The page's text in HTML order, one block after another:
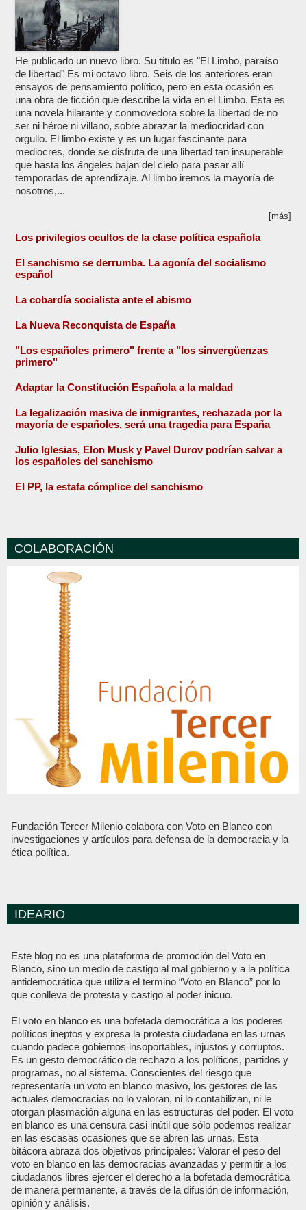
He publicado un nuevo libro. Su título es "El Limbo, paraíso
de libertad" Es mi octavo libro. Seis de los anteriores eran
ensayos de pensamiento político, pero en esta ocasión es
una obra de ficción que describe la vida en el Limbo. Esta es
una novela hilarante y conmovedora sobre la libertad de no
ser ni héroe ni villano, sobre abrazar la mediocridad con
orgullo. El limbo existe y es un lugar fascinante para
mediocres, donde se disfruta de una libertad tan insuperable
que hasta los ángeles bajan del cielo para pasar allí
temporadas de aprendizaje. Al limbo iremos la mayoría de
nosotros,...
[más]
Los privilegios ocultos de la clase política española
El sanchismo se derrumba. La agonía del socialismo
español
La cobardía socialista ante el abismo
La Nueva Reconquista de España
"Los españoles primero" frente a "los sinvergüenzas
primero"
Adaptar la Constitución Española a la maldad
La legalización masiva de inmigrantes, rechazada por la
mayoría de españoles, será una tragedia para España
Julio Iglesias, Elon Musk y Pavel Durov podrían salvar a
los españoles del sanchismo
El PP, la estafa cómplice del sanchismo
COLABORACIÓN
Fundación Tercer Milenio colabora con Voto en Blanco con
investigaciones y artículos para defensa de la democracia y la
ética política.
IDEARIO
Este blog no es una plataforma de promoción del Voto en
Blanco, sino un medio de castigo al mal gobierno y a la política
antidemocrática que utiliza el termino “Voto en Blanco” por lo
que conlleva de protesta y castigo al poder inicuo.
El voto en blanco es una bofetada democrática a los poderes
políticos ineptos y expresa la protesta ciudadana en las urnas
cuando padece gobiernos insoportables, injustos y corruptos.
Es un gesto democrático de rechazo a los políticos, partidos y
programas, no al sistema. Conscientes del riesgo que
representaría un voto en blanco masivo, los gestores de las
actuales democracias no lo valoran, ni lo contabilizan, ni le
otorgan plasmación alguna en las estructuras del poder. El voto
en blanco es una censura casi inútil que sólo podemos realizar
en las escasas ocasiones que se abren las urnas. Esta
bitácora abraza dos objetivos principales: Valorar el peso del
voto en blanco en las democracias avanzadas y permitir a los
ciudadanos libres ejercer el derecho a la bofetada democrática
de manera permanente, a través de la difusión de información,
opinión y análisis.